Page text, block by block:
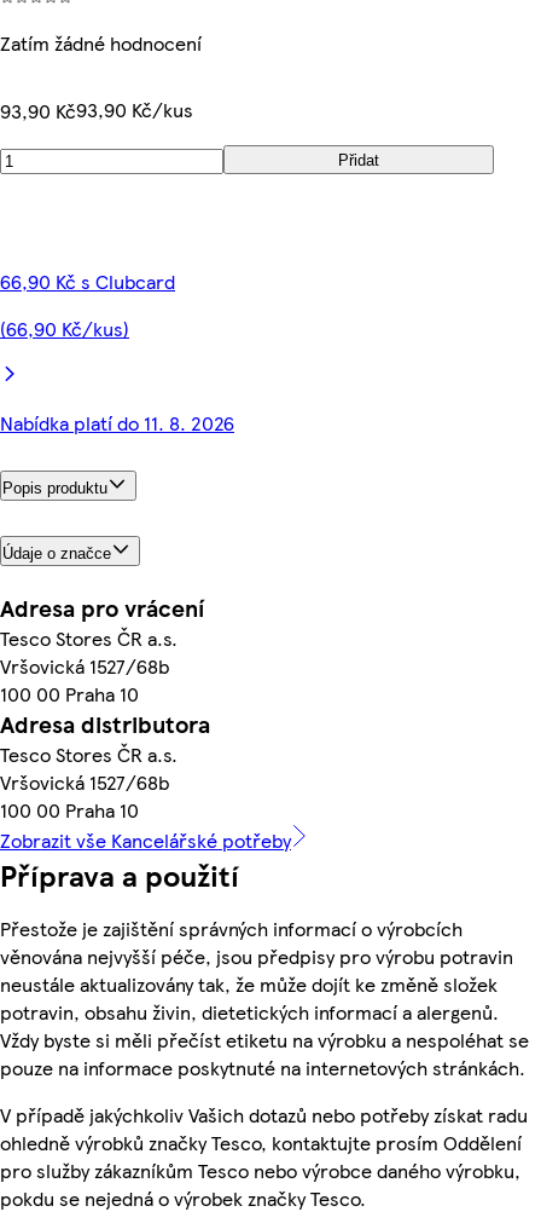
Zatím žádné hodnocení
93,90 Kč93,90 Kč/kus
Přidat
66,90 Kč s Clubcard
(66,90 Kč/kus)
Nabídka platí do 11. 8. 2026
Popis produktu
Údaje o značce
Adresa pro vrácení
Tesco Stores ČR a.s.
Vršovická 1527/68b
100 00 Praha 10
Adresa distributora
Tesco Stores ČR a.s.
Vršovická 1527/68b
100 00 Praha 10
Zobrazit vše Kancelářské potřeby
Příprava a použití
Přestože je zajištění správných informací o výrobcích
věnována nejvyšší péče, jsou předpisy pro výrobu potravin
neustále aktualizovány tak, že může dojít ke změně složek
potravin, obsahu živin, dietetických informací a alergenů.
Vždy byste si měli přečíst etiketu na výrobku a nespoléhat se
pouze na informace poskytnuté na internetových stránkách.
V případě jakýchkoliv Vašich dotazů nebo potřeby získat radu
ohledně výrobků značky Tesco, kontaktujte prosím Oddělení
pro služby zákazníkům Tesco nebo výrobce daného výrobku,
pokdu se nejedná o výrobek značky Tesco.